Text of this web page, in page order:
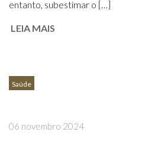
entanto, subestimar o […]
LEIA MAIS
Saúde
06 novembro 2024